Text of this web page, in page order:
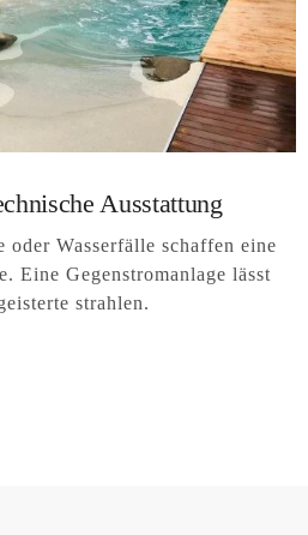
Ausstattung
oder Wasserfälle schaffen eine
Eine Gegenstromanlage lässt
strahlen.